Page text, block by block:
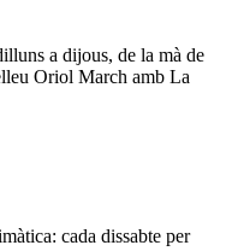
a dijous, de la mà de
Oriol March amb La
cada dissabte per